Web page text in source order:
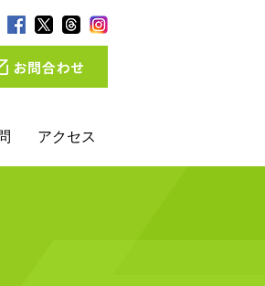
アクセス